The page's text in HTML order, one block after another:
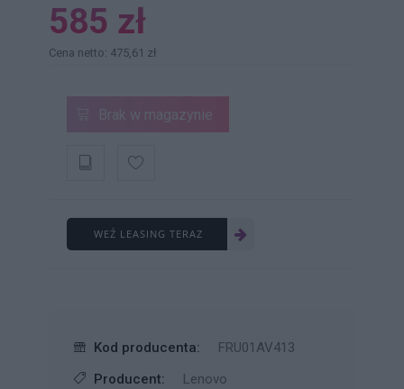
585 zł
Cena netto: 475,61 zł
Brak w magazynie
WEŹ LEASING TERAZ
Kod producenta:
FRU01AV413
Producent:
Lenovo